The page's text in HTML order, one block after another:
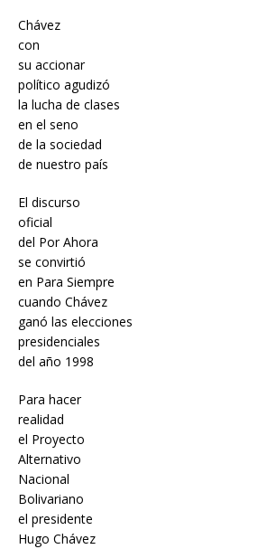
Chávez
con
su accionar
político agudizó
la lucha de clases
en el seno
de la sociedad
de nuestro país
El discurso
oficial
del Por Ahora
se convirtió
en Para Siempre
cuando Chávez
ganó las elecciones
presidenciales
del año 1998
Para hacer
realidad
el Proyecto
Alternativo
Nacional
Bolivariano
el presidente
Hugo Chávez